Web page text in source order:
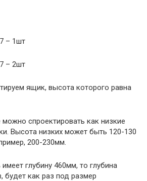
– 1шт
– 2шт
ящик, высота которого равна
спроектировать как низкие
Высота низких может быть 120-130
200-230мм.
глубину 460мм, то глубина
как раз под размер